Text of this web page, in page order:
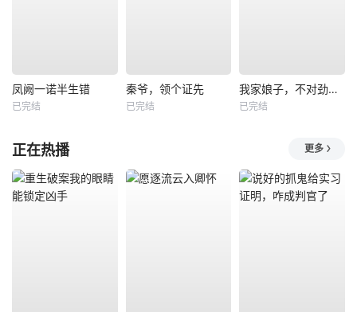
凤阙一诺半生错
已完结
秦爷，领个证先
已完结
我家娘子，不对劲第四季
已完结
正在热播 更多